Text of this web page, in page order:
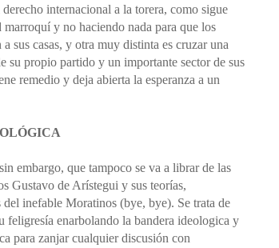
internacional a la torera, como sigue
y no haciendo nada para que los
sus casas, y otra muy distinta es cruzar una
su propio partido y un importante sector de sus
remedio y deja abierta la esperanza a un
embargo, que tampoco se va a librar de las
Gustavo de Arístegui y sus teorías,
del inefable Moratinos (bye, bye). Se trata de
feligresía enarbolando la bandera ideologica y
para zanjar cualquier discusión con